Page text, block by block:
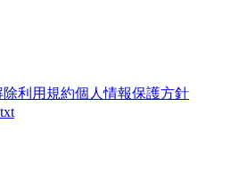
除利用規約個人情報保護方針